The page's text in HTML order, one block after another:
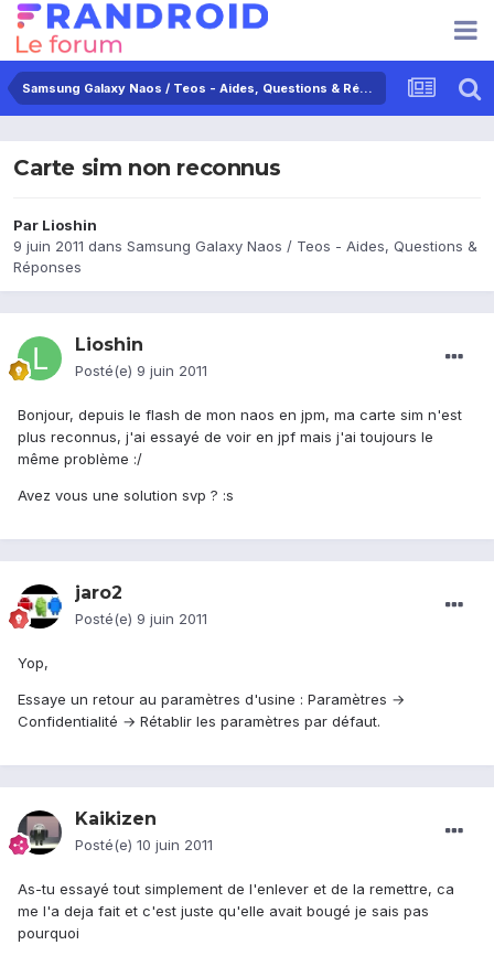
Samsung Galaxy Naos / Teos - Aides, Questions & Réponses
Carte sim non reconnus
Par Lioshin
9 juin 2011 dans Samsung Galaxy Naos / Teos - Aides, Questions &
Réponses
Lioshin
Posté(e) 9 juin 2011
Bonjour, depuis le flash de mon naos en jpm, ma carte sim n'est
plus reconnus, j'ai essayé de voir en jpf mais j'ai toujours le
même problème :/
Avez vous une solution svp ? :s
jaro2
Posté(e) 9 juin 2011
Yop,
Essaye un retour au paramètres d'usine : Paramètres →
Confidentialité → Rétablir les paramètres par défaut.
Kaikizen
Posté(e) 10 juin 2011
As-tu essayé tout simplement de l'enlever et de la remettre, ca
me l'a deja fait et c'est juste qu'elle avait bougé je sais pas
pourquoi